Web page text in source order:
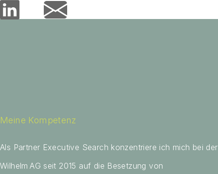
Meine Kompetenz
Als Partner Executive Search konzentriere ich mich bei der
Wilhelm AG seit 2015 auf die Besetzung von